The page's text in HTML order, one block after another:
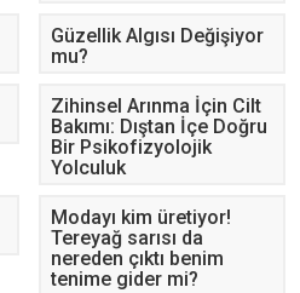
Güzellik Algısı Değişiyor
mu?
Zihinsel Arınma İçin Cilt
Bakımı: Dıştan İçe Doğru
Bir Psikofizyolojik
Yolculuk
Modayı kim üretiyor!
Tereyağ sarısı da
nereden çıktı benim
tenime gider mi?